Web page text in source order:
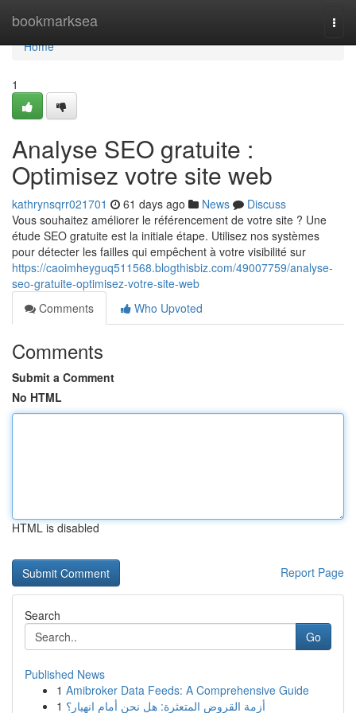
bookmarksea
Home
Home
1
Analyse SEO gratuite :
Optimisez votre site web
kathrynsqrr021701 61 days ago News
Discuss
Vous souhaitez améliorer le référencement de votre site ? Une
étude SEO gratuite est la initiale étape. Utilisez nos systèmes
pour détecter les failles qui empêchent à votre visibilité sur
https://caoimheyguq511568.blogthisbiz.com/49007759/analyse-
seo-gratuite-optimisez-votre-site-web
Comments
Who Upvoted
Comments
Submit a Comment
No HTML
HTML is disabled
Report Page
Search
Go
Published News
1 Amibroker Data Feeds: A Comprehensive Guide
1 أزمة القروض المتعثرة: هل نحن أمام انهيار؟